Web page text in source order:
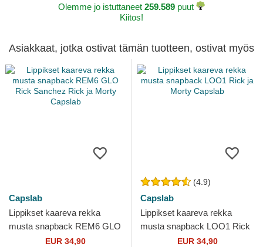
Olemme jo istuttaneet 259.589 puut
Kiitos!
Asiakkaat, jotka ostivat tämän tuotteen, ostivat myös
Capslab
Lippikset kaareva rekka
musta snapback REM6 GLO
Rick Sanchez Rick ja Morty
EUR 34,90
(4.9)
Capslab
Lippikset kaareva rekka
musta snapback LOO1 Rick
ja Morty Capslab
EUR 34,90